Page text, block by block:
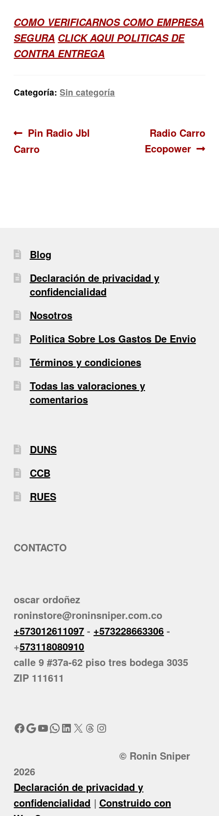
COMO VERIFICARNOS COMO EMPRESA
SEGURA CLICK AQUI POLITICAS DE
CONTRA ENTREGA
Categoría:Sin categoría
Navegación
de
Anterior:
Pin Radio Jbl
Carro
Siguiente:
Radio Carro
Ecopower
Blog
Declaración de privacidad y
confidencialidad
Nosotros
Politica Sobre Los Gastos De Envio
Términos y condiciones
Todas las valoraciones y
comentarios
DUNS
CCB
RUES
CONTACTO
oscar ordoñez
roninstore@roninsniper.com.co
+573012611097 - +573228663306 -
+573118080910
calle 9 #37a-62 piso tres bodega 3035
ZIP 111611
Facebook
Google
YouTube
WhatsApp
LinkedIn
X Threads
Instagram
© Ronin Sniper
2026
Declaración de privacidad y
confidencialidad
Construido con